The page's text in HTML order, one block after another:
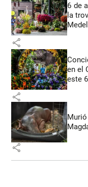
6 de
la
share
en el
este
share
share